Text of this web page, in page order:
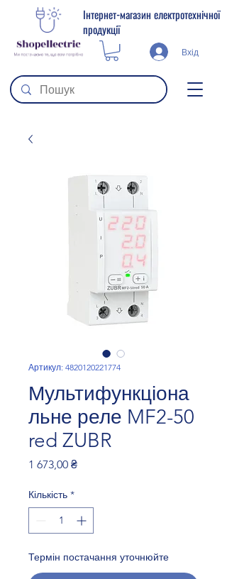
Інтернет-магазин електротехнічної
продукції
Вхід
Артикул: 4820120221774
Мультифункціона
льне реле MF2-50
red ZUBR
1 673,00 ₴Ціна
Кількість *
Термін постачання уточнюйте